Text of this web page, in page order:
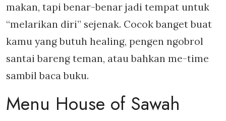
makan, tapi benar-benar jadi tempat untuk
“melarikan diri” sejenak. Cocok banget buat
kamu yang butuh healing, pengen ngobrol
santai bareng teman, atau bahkan me-time
sambil baca buku.
Menu House of Sawah